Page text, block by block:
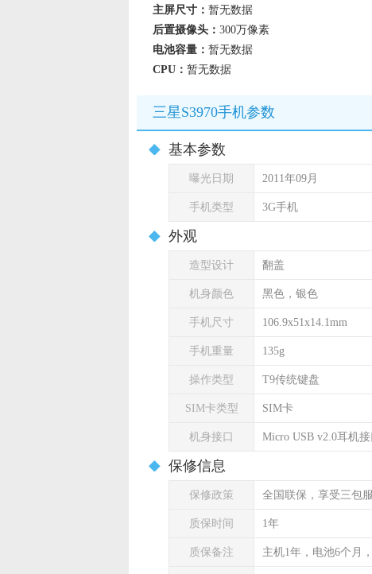
主屏尺寸： 暂无数据
后置摄像头： 300万像素
电池容量： 暂无数据
CPU： 暂无数据
三星S3970手机参数
基本参数
曝光日期 2011年09月
手机类型 3G手机
外观
造型设计 翻盖
机身颜色 黑色，银色
手机尺寸 106.9x51x14.1mm
手机重量 135g
操作类型 T9传统键盘
SIM卡类型 SIM卡
机身接口 Micro USB v2.0耳机
保修信息
保修政策 全国联保，享受三包
质保时间 1年
质保备注 主机1年，电池6个月